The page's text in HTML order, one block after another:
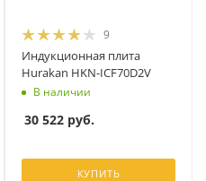
9
Индукционная плита
Hurakan HKN-ICF70D2V
В наличии
30 522 руб.
КУПИТЬ